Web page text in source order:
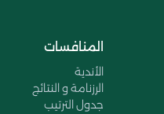
المنافسات
الأندية
الرزنامة و النتائج
جدول الترتيب